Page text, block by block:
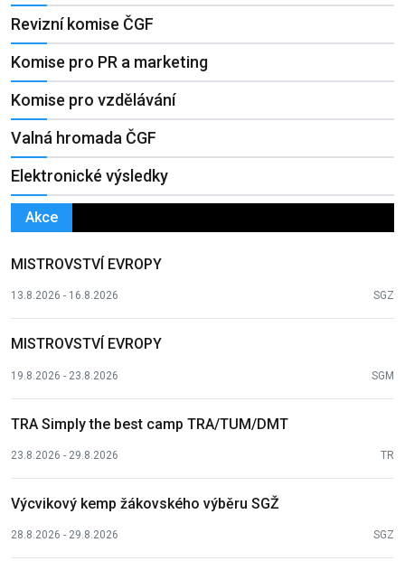
Revizní komise ČGF
Komise pro PR a marketing
Komise pro vzdělávání
Valná hromada ČGF
Elektronické výsledky
Akce
MISTROVSTVÍ EVROPY
13.8.2026 - 16.8.2026 SGZ
MISTROVSTVÍ EVROPY
19.8.2026 - 23.8.2026 SGM
TRA Simply the best camp TRA/TUM/DMT
23.8.2026 - 29.8.2026 TR
Výcvikový kemp žákovského výběru SGŽ
28.8.2026 - 29.8.2026 SGZ